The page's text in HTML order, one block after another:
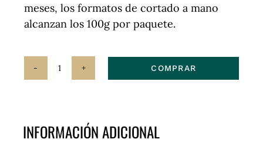
meses, los formatos de cortado a mano
alcanzan los 100g por paquete.
Jamón
Ibérico
Cortado
COMPRAR
INFORMACIÓN ADICIONAL